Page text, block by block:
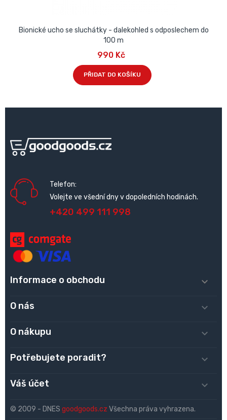
Bionické ucho se sluchátky - dalekohled s odposlechem do
100 m
990 Kč
PŘIDAT DO KOŠÍKU
Telefon:
Volejte ve všední dny v dopoledních hodinách.
+420 499 111 998
Informace o obchodu 
O nás 
O nákupu 
Potřebujete poradit? 
Váš účet 
© 2009 - DNES goodgoods.cz Všechna práva vyhrazena.